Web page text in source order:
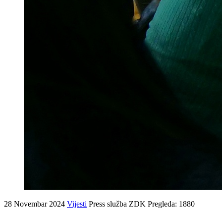
28 Novembar 2024 Vijesti Press služba ZDK Pregleda: 1880